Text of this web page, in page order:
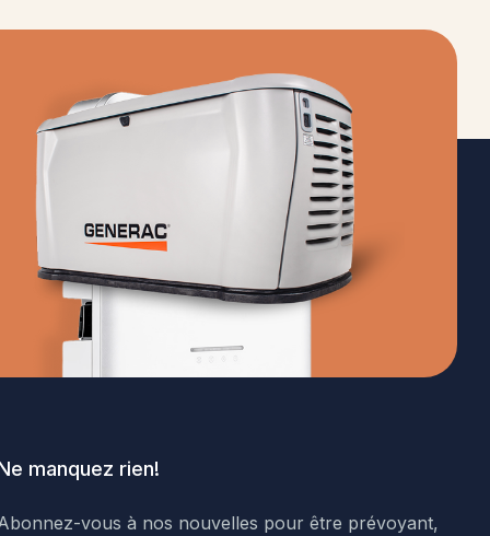
manquez rien!
vous à nos nouvelles pour être prévoyant,